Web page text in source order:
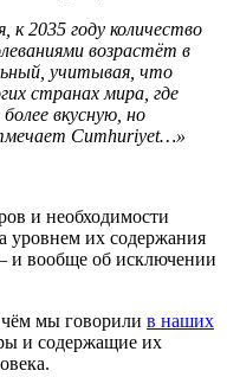
к 2035 году количество
возрастёт в
учитывая, что
странах мира, где
вкусную, но
Cumhuriyet…»
и необходимости
уровнем их содержания
и вообще об исключении
мы говорили в наших
и содержащие их